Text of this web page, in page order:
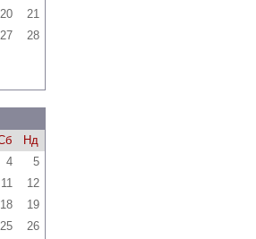
20
21
27
28
Нд
4
5
11
12
18
19
25
26